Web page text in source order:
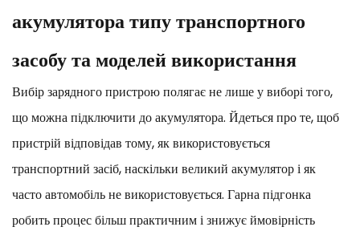
акумулятора типу транспортного
засобу та моделей використання
Вибір зарядного пристрою полягає не лише у виборі того,
що можна підключити до акумулятора. Йдеться про те, щоб
пристрій відповідав тому, як використовується
транспортний засіб, наскільки великий акумулятор і як
часто автомобіль не використовується. Гарна підгонка
робить процес більш практичним і знижує ймовірність